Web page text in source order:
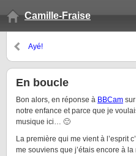
Camille-Fraise
Ayé!
En boucle
Bon alors, en réponse à BBCam
notre enfance et parce que je
musique ici… 🙂
La première qui me vient à l’esprit
me souviens que j’étais encore à